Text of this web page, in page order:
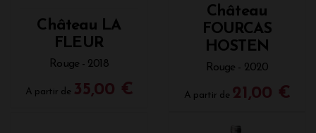
Château LA
FLEUR
Rouge - 2018
A partir de 35,00 €
Château
FOURCAS
HOSTEN
Rouge - 2020
A partir de 21,00 €